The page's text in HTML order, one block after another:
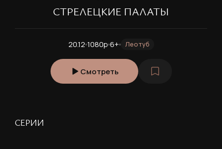
СТРЕЛЕЦКИЕ ПАЛАТЫ
20.12 1080p 6+ Леотуб
Смотреть
СЕРИИ